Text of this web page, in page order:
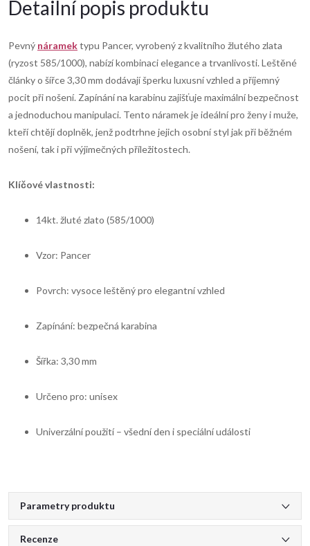
Detailní popis produktu
Pevný náramektypu Pancer, vyrobený z kvalitního žlutého zlata
(ryzost 585/1000), nabízí kombinaci elegance a trvanlivosti. Leštěné
články o šířce 3,30 mm dodávají šperku luxusní vzhled a příjemný
pocit při nošení. Zapínání na karabinu zajišťuje maximální bezpečnost
a jednoduchou manipulaci. Tento náramek je ideální pro ženy i muže,
kteří chtějí doplněk, jenž podtrhne jejich osobní styl jak při běžném
nošení, tak i při výjimečných příležitostech.
Klíčové vlastnosti:
14kt. žluté zlato (585/1000)
Vzor: Pancer
Povrch: vysoce leštěný pro elegantní vzhled
Zapínání: bezpečná karabina
Šířka: 3,30 mm
Určeno pro: unisex
Univerzální použití – všední den i speciální události
Parametry produktu
Recenze